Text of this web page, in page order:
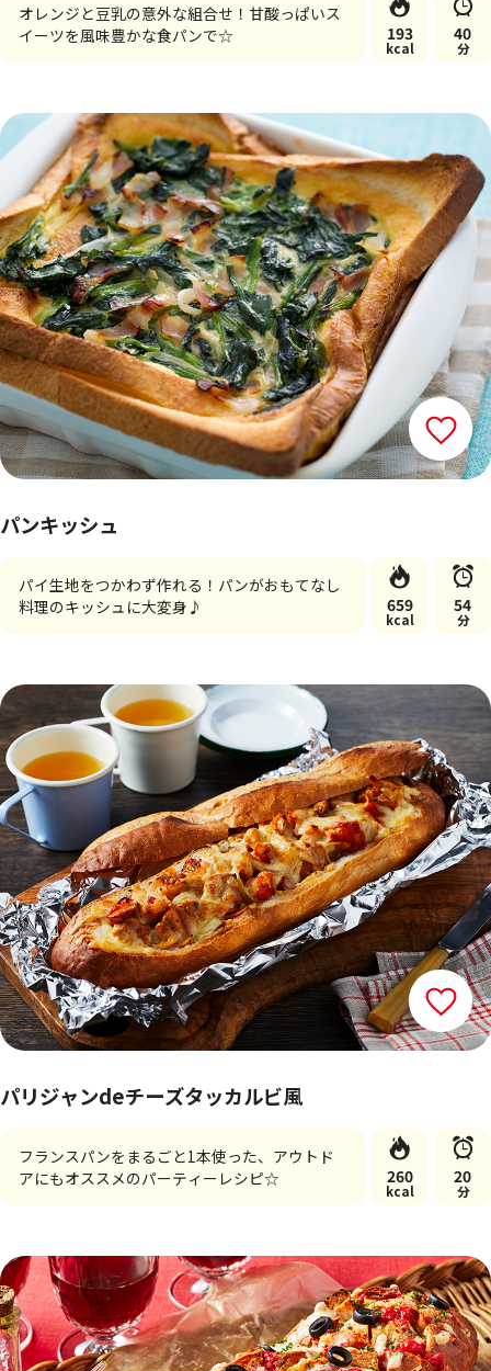
オレンジと豆乳の意外な組合せ！甘酸っぱいス
イーツを風味豊かな食パンで☆
193
kcal
40
分
パンキッシュ
パイ生地をつかわず作れる！パンがおもてなし
料理のキッシュに大変身♪
659
kcal
54
分
パリジャンdeチーズタッカルビ風
フランスパンをまるごと1本使った、アウトド
アにもオススメのパーティーレシピ☆
260
kcal
20
分